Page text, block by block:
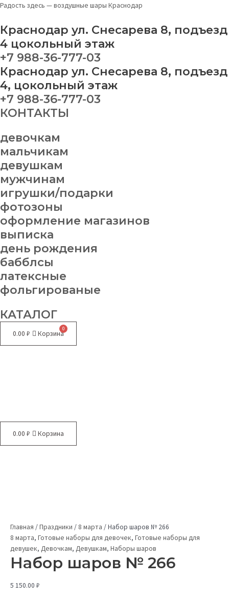
Перейти
содержимому
Радость здесь — воздушные шары Краснодар
Краснодар ул. Снесарева 8, подъезд
4 цокольный этаж
+7 988-36-777-03
Краснодар ул. Снесарева 8, подъезд
4, цокольный этаж
+7 988-36-777-03
КОНТАКТЫ
девочкам
мальчикам
девушкам
мужчинам
игрушки/подарки
фотозоны
оформление магазинов
выписка
день рождения
бабблсы
латексные
фольгированые
КАТАЛОГ
0.00 ₽ Корзина
0.00 ₽ Корзина
Главная /Праздники / 8 марта /Набор шаров № 266
8 марта, Готовые наборы для девочек, Готовые наборы для
девушек, Девочкам, Девушкам, Наборы шаров
Набор шаров № 266
5 150.00 ₽
Набор
№
266
quantity